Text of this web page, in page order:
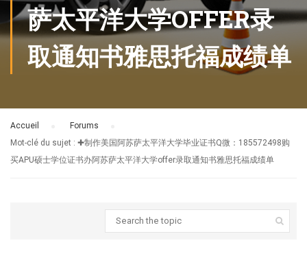
萨太平洋大学OFFER录
取通知书雅思托福成绩单
Accueil Forums
Mot-clé du sujet : ✚制作美国阿苏萨太平洋大学毕业证书Q微：185572498购
买APU硕士学位证书办阿苏萨太平洋大学offer录取通知书雅思托福成绩单